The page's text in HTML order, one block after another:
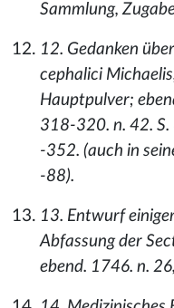
Sammlung,
12. Gedanken
cephalici
Hauptpulver;
318-320. n. 42.
-352. (auch in
-88).
13. Entwurf
Abfassung der
ebend. 1746. n.